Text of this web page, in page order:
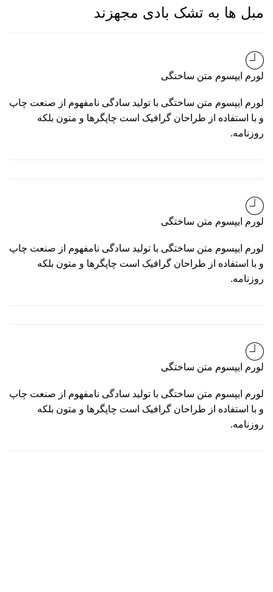
مبل ها به تشک بادی مجهزند
لورم ایپسوم متن ساختگی
لورم ایپسوم متن ساختگی با تولید سادگی نامفهوم از صنعت چاپ
و با استفاده از طراحان گرافیک است چاپگرها و متون بلکه
روزنامه.
لورم ایپسوم متن ساختگی
لورم ایپسوم متن ساختگی با تولید سادگی نامفهوم از صنعت چاپ
و با استفاده از طراحان گرافیک است چاپگرها و متون بلکه
روزنامه.
لورم ایپسوم متن ساختگی
لورم ایپسوم متن ساختگی با تولید سادگی نامفهوم از صنعت چاپ
و با استفاده از طراحان گرافیک است چاپگرها و متون بلکه
روزنامه.